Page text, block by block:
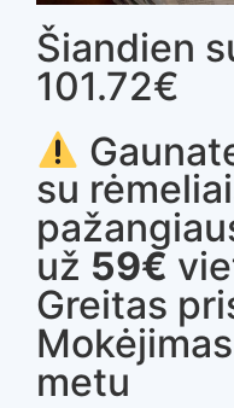
Šiandien
101.72€
su
už 59€
Greitas
metu